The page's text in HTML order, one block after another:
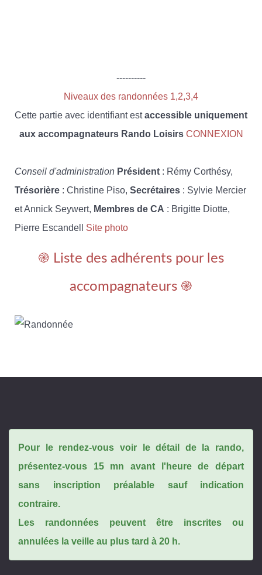
----------
Niveaux des randonnées 1,2,3,4
Cette partie avec identifiant estaccessible uniquement
aux accompagnateurs Rando Loisirs CONNEXION
Conseil d'administration Président : Rémy Corthésy,
Trésorière : Christine Piso, Secrétaires : Sylvie Mercier
et Annick Seywert, Membres de CA : Brigitte Diotte,
Pierre Escandell Site photo
֎ Liste des adhérents pour les
accompagnateurs ֎
Pour le rendez-vous voir le détail de la rando,
présentez-vous 15 mn avant l'heure de départ
sans inscription préalable sauf indication
contraire.
Les randonnées peuvent être inscrites ou
annulées la veille au plus tard à 20 h.